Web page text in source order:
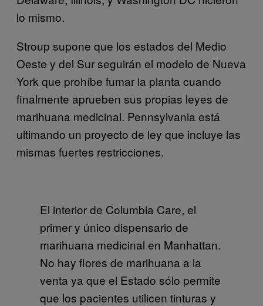
lo mismo.
Stroup supone que los estados del Medio
Oeste y del Sur seguirán el modelo de Nueva
York que prohíbe fumar la planta cuando
finalmente aprueben sus propias leyes de
marihuana medicinal. Pennsylvania está
ultimando un proyecto de ley que incluye las
mismas fuertes restricciones.
El interior de Columbia Care, el
primer y único dispensario de
marihuana medicinal en Manhattan.
No hay flores de marihuana a la
venta ya que el Estado sólo permite
que los pacientes utilicen tinturas y